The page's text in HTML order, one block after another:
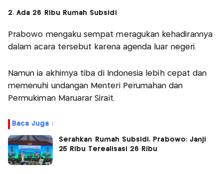
2. Ada 26 Ribu Rumah Subsidi
Prabowo mengaku sempat meragukan kehadirannya
dalam acara tersebut karena agenda luar negeri.
Namun ia akhirnya tiba di Indonesia lebih cepat dan
memenuhi undangan Menteri Perumahan dan
Permukiman Maruarar Sirait.
Baca Juga :
Serahkan Rumah Subsidi, Prabowo: Janji
25 Ribu Terealisasi 26 Ribu